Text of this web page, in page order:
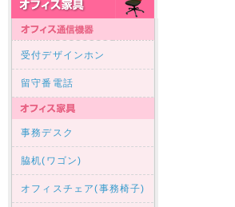
受付デザインホン
留守番電話
事務デスク
脇机(ワゴン)
オフィスチェア(事務椅子)